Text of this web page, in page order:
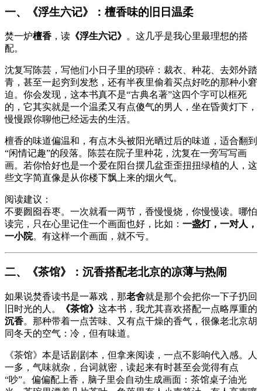
一、《浮生六记》：檀香味的旧日温柔
焚一炉檀香 ，读 《浮生六记》 。这几乎是我心里最理想的搭
配。
沈复写陈芸，写他们小日子里的琐碎：裁衣、种花、去郊外踏
青，甚至一起穷到发愁，还有半夜里偷着买点好吃的那种小窘
迫。你会发现，这本书真不是“古典名著”这四个字可以框死
的，它其实就是一个温柔又有点傻气的男人，坐在昏黄灯下，
慢慢跟你聊他已经远去的生活。
檀香的味道偏温和，有点木头被阳光晒过后的味道，适合翻到
“闲情记趣”的段落。陈芸在院子里种花，沈复在一旁写写画
画。若你恰好也是一个爱在阳台摆几盆歪歪扭扭绿植的人，这
些文字简直像是从你楼下飘上来的烟火气。
阅读建议：
不要囫囵吞枣。一次就看一两节，香慢慢烧，你慢慢读。哪怕
读完，只在心里记住一个画面也好，比如： 一盏灯，一对人，
一小院。有这样一个画面，就不亏。
二、《茶馆》：沉香搭配老北京的凉薄与热闹
如果说焚香读书是一幕戏，那老舍就是那个会把你一下子扔回
旧时光的人。
《茶馆》 这本书，我尤其喜欢搭配一点略厚重的
沉香。那种带着一点苦味、又有点干燥的香气，很像老北京胡
同冬天的空气：冷，但有味道。
《茶馆》本是话剧剧本，但拿来阅读，一点不影响代入感。人
一多，气味就杂，台词就密，读起来有时甚至会觉得有点
“吵”。偏偏配上香，脑子里会自动生成画面：茶馆桌子油光